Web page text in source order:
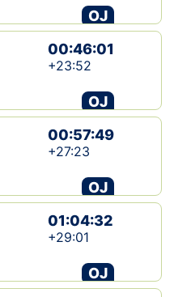
OJ
00:46:01
+23:52
OJ
00:57:49
+27:23
OJ
01:04:32
+29:01
OJ